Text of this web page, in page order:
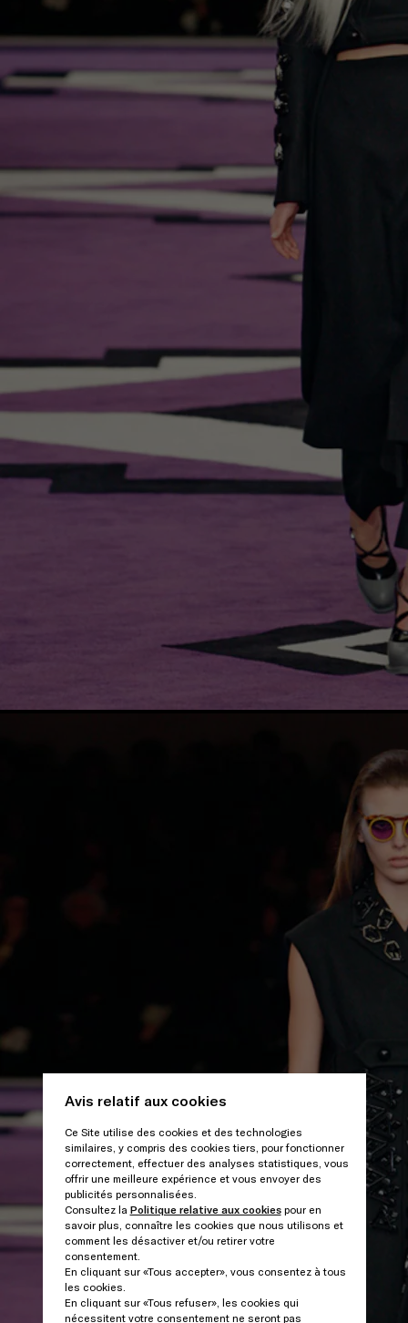
Avis relatif aux cookies
Ce Site utilise des cookies et des technologies
similaires, y compris des cookies tiers, pour fonctionner
correctement, effectuer des analyses statistiques, vous
offrir une meilleure expérience et vous envoyer des
publicités personnalisées.
Consultez la Politique relative aux cookiespour en
savoir plus, connaître les cookies que nous utilisons et
comment les désactiver et/ou retirer votre
consentement.
En cliquant sur «Tous accepter», vous consentez à tous
les cookies.
En cliquant sur «Tous refuser», les cookies qui
nécessitent votre consentement ne seront pas